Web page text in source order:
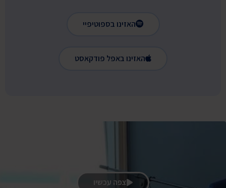
האזינו בספוטיפיי
האזינו באפל פודקאסט
צפה עכשיו